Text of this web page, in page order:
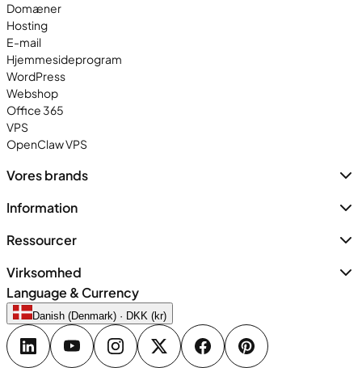
Domæner
Hosting
E-mail
Hjemmesideprogram
WordPress
Webshop
Office 365
VPS
OpenClaw VPS
Vores brands
Information
Ressourcer
Virksomhed
Language & Currency
Danish (Denmark) · DKK (kr)